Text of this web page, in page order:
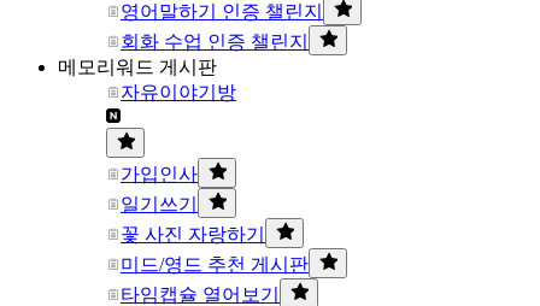
영어말하기 인증 챌린지
회화 수업 인증 챌린지
메모리워드 게시판
자유이야기방
가입인사
일기쓰기
꽃 사진 자랑하기
미드/영드 추천 게시판
타임캡슐 열어보기